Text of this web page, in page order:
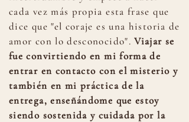
cada vez más propia esta frase que
dice que "el coraje es una historia de
amor con lo desconocido".Viajar se
fue convirtiendo en mi forma de
entrar en contacto con el misterio y
también en mi práctica de la
entrega, enseñándome que estoy
siendo sostenida y cuidada por la